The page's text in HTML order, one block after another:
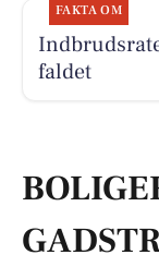
FAKTA OM
faldet